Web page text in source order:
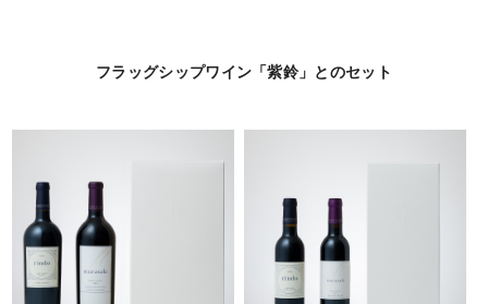
フラッグシップワイン「紫鈴」とのセット